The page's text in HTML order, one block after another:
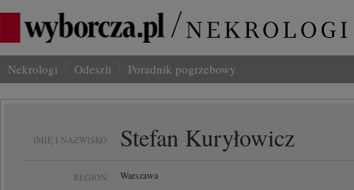
Nekrologi Odeszli Poradnik pogrzebowy
IMIĘ I NAZWISKO: Stefan Kuryłowicz
REGION: Warszawa